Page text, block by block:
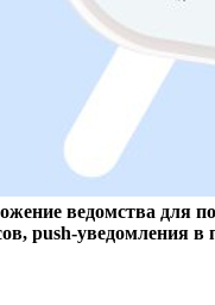
ведомства
push-уведомления